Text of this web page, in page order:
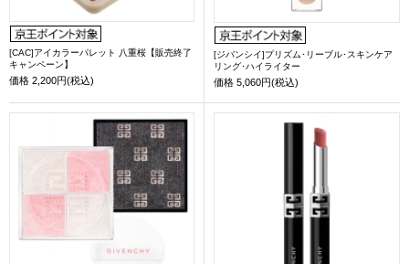
[CAC]アイカラーパレット 八重桜【販売終了
キャンペーン】
価格 2,200円(税込)
[ジバンシイ]プリズム･リーブル･スキンケア
リング･ハイライター
価格 5,060円(税込)